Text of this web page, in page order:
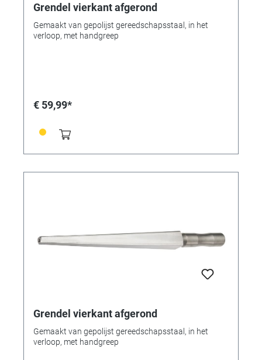
Grendel vierkant afgerond
Gemaakt van gepolijst gereedschapsstaal, in het
verloop, met handgreep
€ 59,99*
Grendel vierkant afgerond
Gemaakt van gepolijst gereedschapsstaal, in het
verloop, met handgreep